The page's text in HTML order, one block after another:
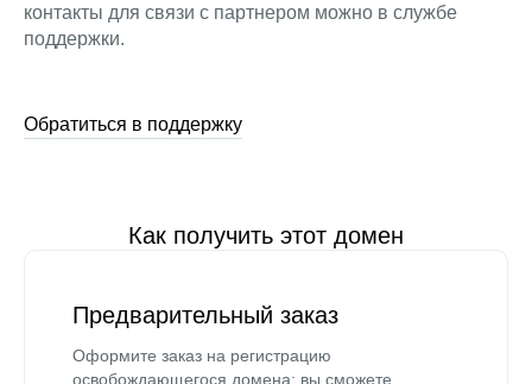
контакты для связи с партнером можно в службе
поддержки.
Обратиться в поддержку
Как получить этот домен
Предварительный заказ
Оформите заказ на регистрацию
освобождающегося домена: вы сможете